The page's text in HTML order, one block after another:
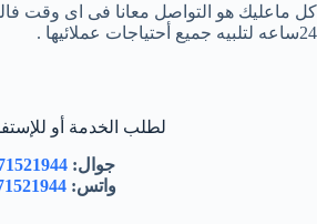
كل ماعليك هو التواصل معانا فى اى وقت
24ساعه لتلبيه جميع أحتياجات عملائيها .
لطلب الخدمة أو
جوال:
واتس: